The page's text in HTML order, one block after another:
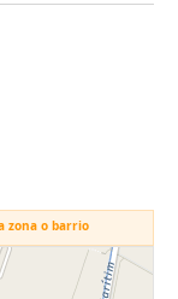
zona o barrio